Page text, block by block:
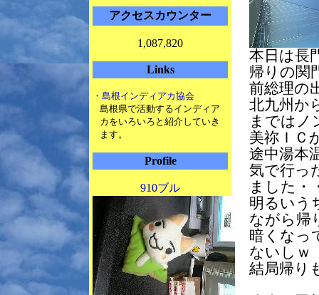
アクセスカウンター
1,087,820
Links
・島根インディアカ協会
島根県で活動するインディア
カをいろいろと紹介していき
ます。
Profile
910ブル
本日は長
帰りの関
前総理の
北九州か
まではノ
美祢ＩＣ
途中湯本
気で行っ
ました・
明るいう
ながら帰
暗くなっ
ないしｗ
結局帰り